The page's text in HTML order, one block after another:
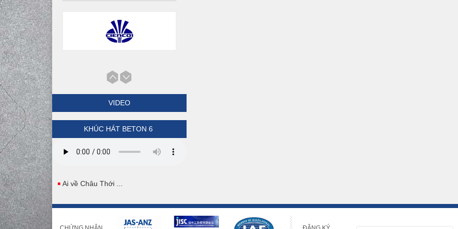
VIDEO
KHÚC HÁT BETON 6
Ai về Châu Thới ...